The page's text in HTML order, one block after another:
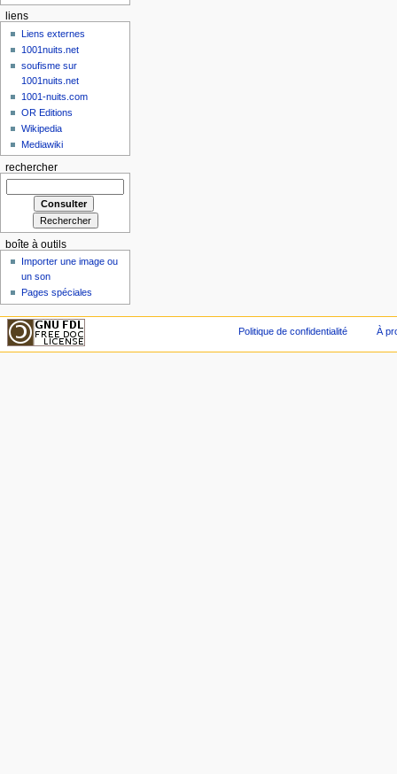
liens
Liens externes
1001nuits.net
soufisme sur
1001nuits.net
1001-nuits.com
OR Editions
Wikipedia
Mediawiki
rechercher
boîte à outils
Importer une image ou
un son
Pages spéciales
Politique de confidentialité À